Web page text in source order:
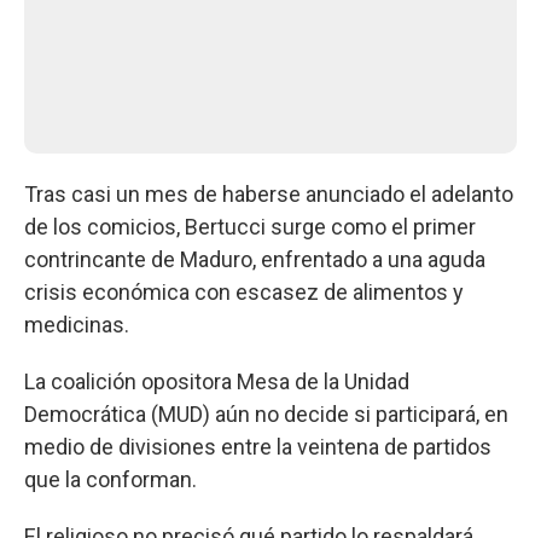
Tras casi un mes de haberse anunciado el adelanto
de los comicios, Bertucci surge como el primer
contrincante de Maduro, enfrentado a una aguda
crisis económica con escasez de alimentos y
medicinas.
La coalición opositora Mesa de la Unidad
Democrática (MUD) aún no decide si participará, en
medio de divisiones entre la veintena de partidos
que la conforman.